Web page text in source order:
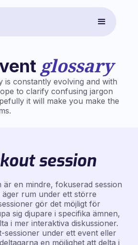
glossary
is constantly evolving and with
to clarify confusing jargon
it will make you make the
session
är en mindre, fokuserad session
rum under ett större
gör det möjligt för
sig djupare i specifika ämnen,
i mer interaktiva diskussioner.
sessioner under ett event eller
en möjlighet att delta i